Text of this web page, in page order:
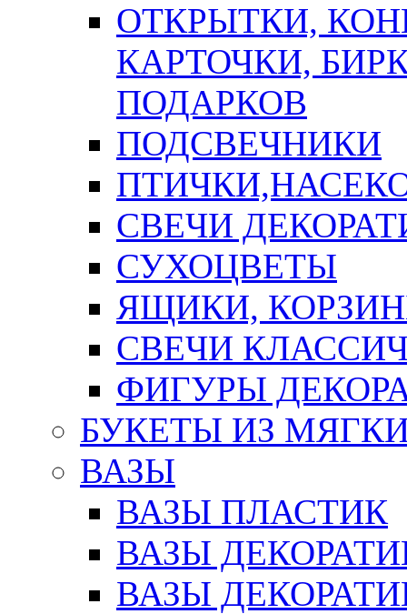
ОТКРЫТКИ,
КАРТОЧКИ,
ПОДАРКОВ
ПОДСВЕЧНИКИ
СВЕЧИ
СУХОЦВЕТЫ
ЯЩИКИ,
СВЕЧИ
ФИГУРЫ
БУКЕТЫ ИЗ
ВАЗЫ
ВАЗЫ ПЛАСТИК
ВАЗЫ
ВАЗЫ